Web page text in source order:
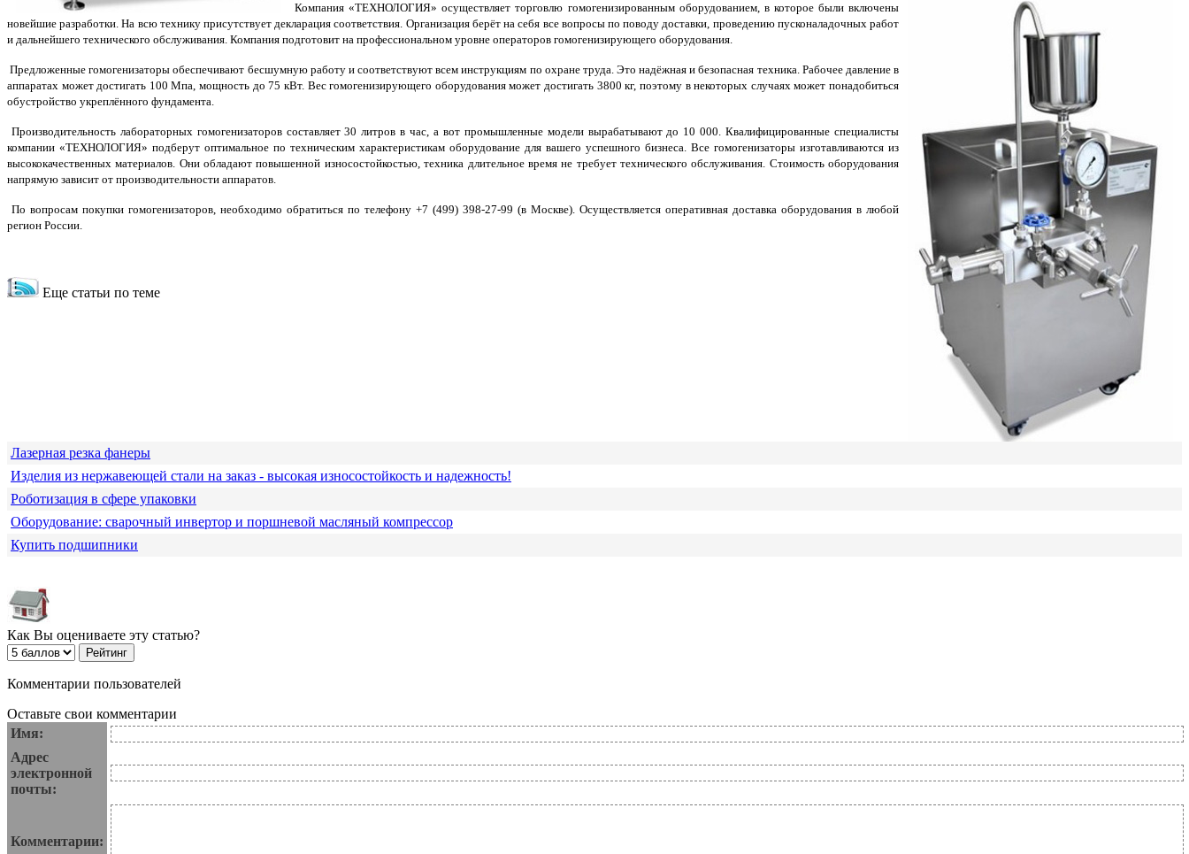
Компания «ТЕХНОЛОГИЯ» осуществляет торговлю гомогенизированным оборудованием, в которое были включены
новейшие разработки. На всю технику присутствует декларация соответствия. Организация берёт на себя все вопросы по поводу доставки, проведению пусконаладочных работ
и дальнейшего технического обслуживания. Компания подготовит на профессиональном уровне операторов гомогенизирующего оборудования.
Предложенные гомогенизаторы обеспечивают бесшумную работу и соответствуют всем инструкциям по охране труда. Это надёжная и безопасная техника. Рабочее давление в
аппаратах может достигать 100 Мпа, мощность до 75 кВт. Вес гомогенизирующего оборудования может достигать 3800 кг, поэтому в некоторых случаях может понадобиться
обустройство укреплённого фундамента.
Производительность лабораторных гомогенизаторов составляет 30 литров в час, а вот промышленные модели вырабатывают до 10 000. Квалифицированные специалисты
компании «ТЕХНОЛОГИЯ» подберут оптимальное по техническим характеристикам оборудование для вашего успешного бизнеса. Все гомогенизаторы изготавливаются из
высококачественных материалов. Они обладают повышенной износостойкостью, техника длительное время не требует технического обслуживания. Стоимость оборудования
напрямую зависит от производительности аппаратов.
По вопросам покупки гомогенизаторов, необходимо обратиться по телефону +7 (499) 398-27-99 (в Москве). Осуществляется оперативная доставка оборудования в любой
регион России.
Еще статьи по теме
Лазерная резка фанеры
Изделия из нержавеющей стали на заказ - высокая износостойкость и надежность!
Роботизация в сфере упаковки
Оборудование: сварочный инвертор и поршневой масляный компрессор
Купить подшипники
Как Вы оцениваете эту статью?
Комментарии пользователей
Оставьте свои комментарии
Имя:
Адрес
электронной
почты:
Комментарии: